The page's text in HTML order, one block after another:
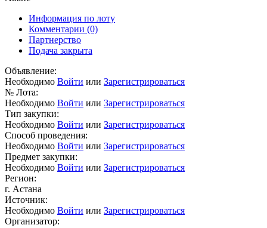
Информация по лоту
Комментарии (0)
Партнерство
Подача закрыта
Объявление:
Необходимо Войти или Зарегистрироваться
№ Лота:
Необходимо Войти или Зарегистрироваться
Тип закупки:
Необходимо Войти или Зарегистрироваться
Способ проведения:
Необходимо Войти или Зарегистрироваться
Предмет закупки:
Необходимо Войти или Зарегистрироваться
Регион:
г. Астана
Источник:
Необходимо Войти или Зарегистрироваться
Организатор: